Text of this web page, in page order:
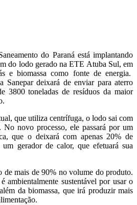
do Paraná está implantando
do lodo gerado na ETE Atuba Sul, em
e biomassa como fonte de energia.
Sanepar deixará de enviar para aterro
3800 toneladas de resíduos da maior
que utiliza centrífuga, o lodo sai com
No novo processo, ele passará por um
que o deixará com apenas 20% de
gerador de calor, que efetuará sua
de mais de 90% no volume do produto.
ambientalmente sustentável por usar o
da biomassa, que irá produzir mais